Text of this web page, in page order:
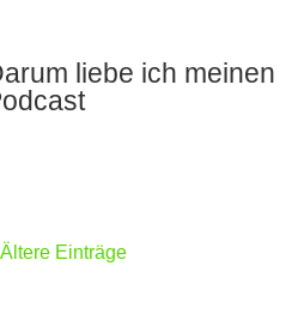
liebe ich meinen
Einträge